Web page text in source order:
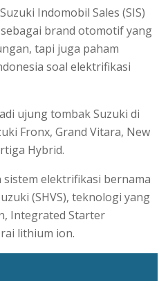
Indomobil Sales (SIS)
brand otomotif yang
tapi juga paham
soal elektrifikasi
ujung tombak Suzuki di
Fronx, Grand Vitara, New
Hybrid.
elektrifikasi bernama
(SHVS), teknologi yang
Integrated Starter
lithium ion.